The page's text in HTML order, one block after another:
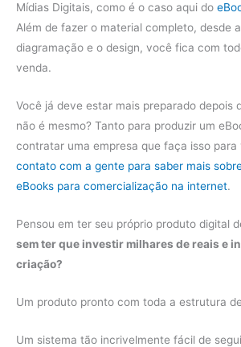
Mídias Digitais, como é o caso aqui do
Além de fazer o material completo, desde
diagramação e o design, você fica com
venda.
Você já deve estar mais preparado depois
não é mesmo? Tanto para produzir um
contratar uma empresa que faça isso para
contato com a gente para saber mais
eBooks para comercialização na internet.
Pensou em ter seu próprio produto digital
sem ter que investir milhares de reais e
criação?
Um produto pronto com toda a estrutura
Um sistema tão incrivelmente fácil de